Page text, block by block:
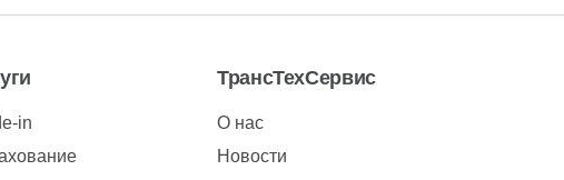
in
ТрансТехСервис
О нас
Новости